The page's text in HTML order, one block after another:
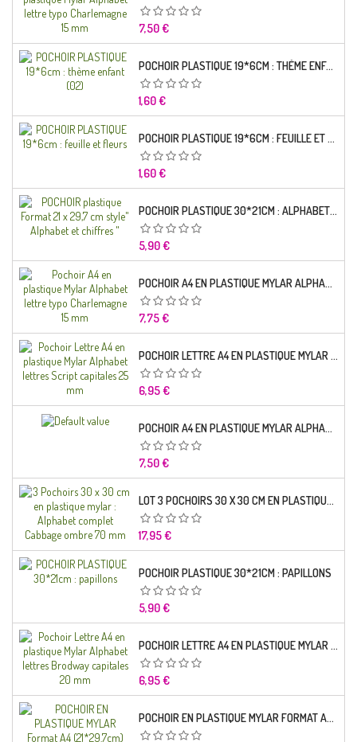
Prix
7,50 €
POCHOIR PLASTIQUE 19*6CM : THÈME ENFANT (02)
Prix
1,60 €
POCHOIR PLASTIQUE 19*6CM : FEUILLE ET FLEURS
Prix
1,60 €
POCHOIR PLASTIQUE 30*21CM : ALPHABET (02)
Prix
5,90 €
POCHOIR A4 EN PLASTIQUE MYLAR ALPHABET LETTRE TYPO RAVIE 30 MM
Prix
7,75 €
POCHOIR LETTRE A4 EN PLASTIQUE MYLAR ALPHABET LETTRES SCRIPT CAPITALES 25 MM
Prix
6,95 €
POCHOIR A4 EN PLASTIQUE MYLAR ALPHABET LETTRE TYPO SCIENCE 35 MM
Prix
7,50 €
LOT 3 POCHOIRS 30 X 30 CM EN PLASTIQUE MYLAR : ALPHABET COMPLET CABBAGE OMBRE 70 MM
Prix
17,95 €
POCHOIR PLASTIQUE 30*21CM : PAPILLONS
Prix
5,90 €
POCHOIR LETTRE A4 EN PLASTIQUE MYLAR ALPHABET LETTRES BRODWAY CAPITALES 20 MM
Prix
6,95 €
POCHOIR EN PLASTIQUE MYLAR FORMAT A4 (21*29.7CM) ALPHABET GERMANICA LETTRES CAPITALES ET CHIFFRES